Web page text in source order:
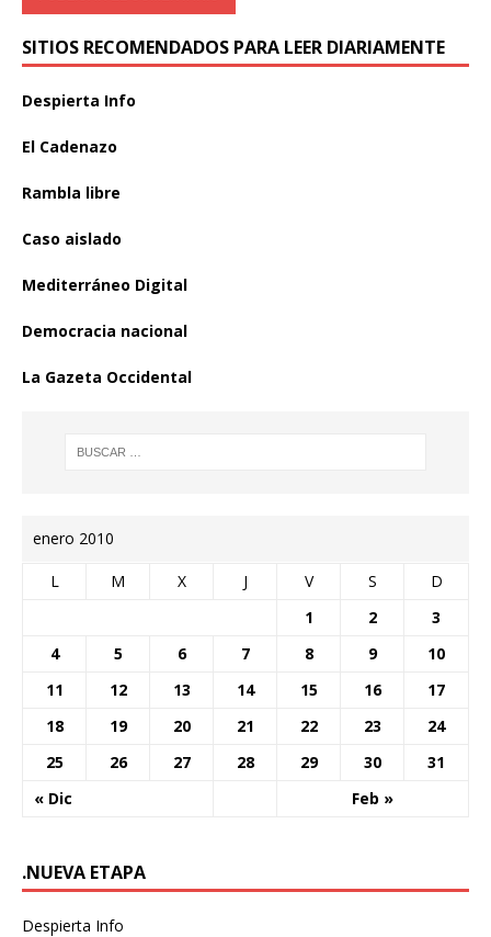
SITIOS RECOMENDADOS PARA LEER DIARIAMENTE
Despierta Info
El Cadenazo
Rambla libre
Caso aislado
Mediterráneo Digital
Democracia nacional
La Gazeta Occidental
enero 2010
L M X J V S D
« Dic Feb »
1 2
3
4
5 6 7 8 9
10
11
12 13 14 15 16
17
18
19 20 21 22 23
24
25
26 27 28 29 30 31
.NUEVA ETAPA
Despierta Info